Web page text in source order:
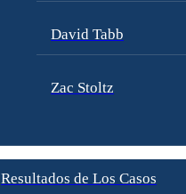
David Tabb
Zac Stoltz
Resultados de Los Casos